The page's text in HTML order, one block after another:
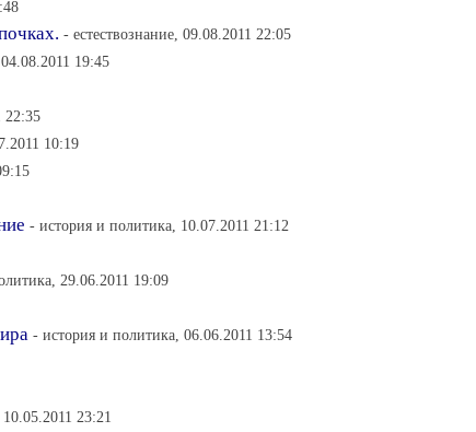
- естествознание, 09.08.2011 22:05
19:45
22:35
10:19
- история и политика, 10.07.2011 21:12
29.06.2011 19:09
- история и политика, 06.06.2011 13:54
23:21